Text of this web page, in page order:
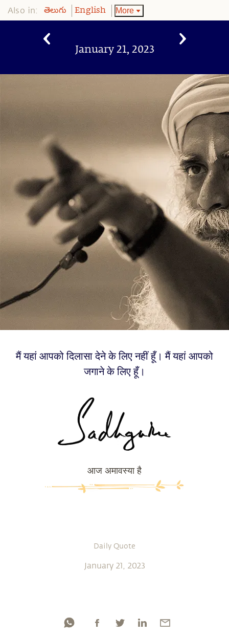
Also in: తెలుగు English More
January 21, 2023
मैं यहां आपको दिलासा देने के लिए नहीं हूँ। मैं यहां आपको
जगाने के लिए हूँ।
आज अमावस्या है
Daily Quote
January 21, 2023